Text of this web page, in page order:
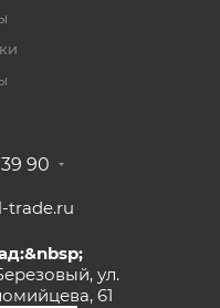
90
trade.ru
ул.
61